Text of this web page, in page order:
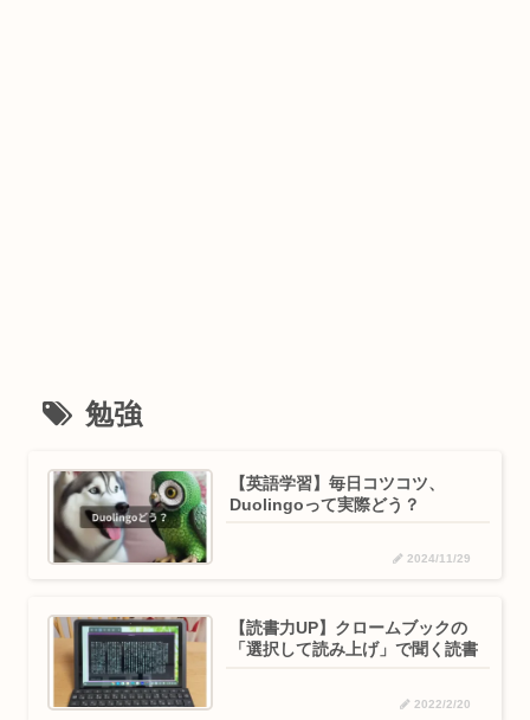
勉強
【英語学習】毎日コツコツ、
Duolingoって実際どう？
2024/11/29
【読書力UP】クロームブックの
「選択して読み上げ」で聞く読書
2022/2/20